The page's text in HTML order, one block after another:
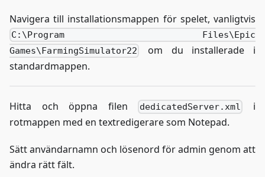
Navigera till installationsmappen för spelet, vanligtvis
C:\Program Files\Epic
Games\FarmingSimulator22
om du installerade i
standardmappen.
Hitta och öppna filen dedicatedServer.xml
i
rotmappen med en textredigerare som Notepad.
Sätt användarnamn och lösenord för admin genom att
ändra rätt fält.